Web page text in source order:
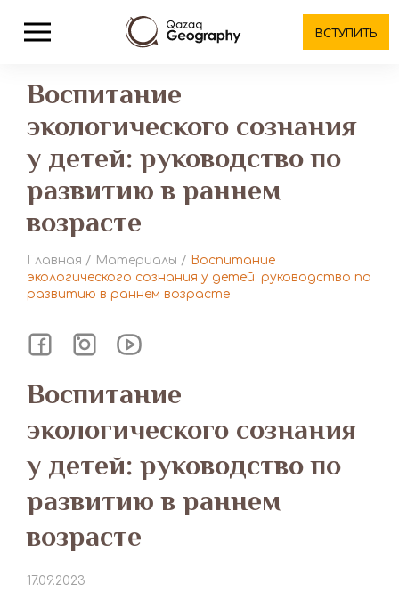
ВСТУПИТЬ
Воспитание
экологического сознания
у детей: руководство по
развитию в раннем
возрасте
Главная / Материалы / Воспитание
экологического сознания у детей: руководство по
развитию в раннем возрасте
Воспитание
экологического сознания
у детей: руководство по
развитию в раннем
возрасте
17.09.2023